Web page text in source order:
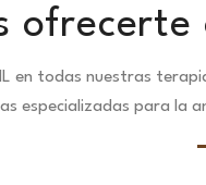
en todas nuestras
especializadas para la